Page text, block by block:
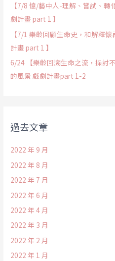
【7/8 憶/藝中人-理解、嘗試、
劇計畫 part 1 】
【7/1 樂齡回顧生命史，和解釋
計畫 part 1 】
6/24 【樂齡回溯生命之流，探討
的風景 戲劇計畫part 1-2
過去文章
2022 年 9 月
2022 年 8 月
2022 年 7 月
2022 年 6 月
2022 年 4 月
2022 年 3 月
2022 年 2 月
2022 年 1 月